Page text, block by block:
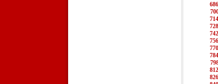
686
714
728
742
756
770
784
812
826